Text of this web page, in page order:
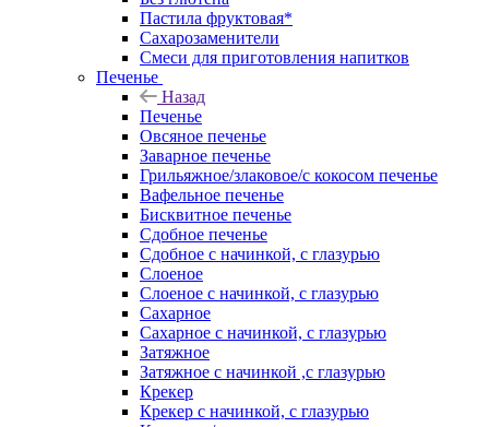
Пастила фруктовая*
Сахарозаменители
Смеси для приготовления напитков
Печенье
Назад
Печенье
Овсяное печенье
Заварное печенье
Грильяжное/злаковое/с кокосом печенье
Вафельное печенье
Бисквитное печенье
Сдобное печенье
Сдобное с начинкой, с глазурью
Слоеное
Слоеное с начинкой, с глазурью
Сахарное
Сахарное с начинкой, с глазурью
Затяжное
Затяжное с начинкой ,с глазурью
Крекер
Крекер с начинкой, с глазурью